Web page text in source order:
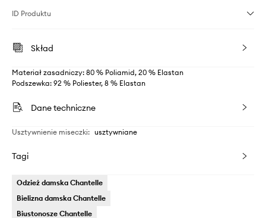
ID Produktu
Skład
Materiał zasadniczy: 80 % Poliamid, 20 % Elastan
Podszewka: 92 % Poliester, 8 % Elastan
Dane techniczne
Usztywnienie miseczki: usztywniane
Tagi
Odzież damska Chantelle
Bielizna damska Chantelle
Biustonosze Chantelle